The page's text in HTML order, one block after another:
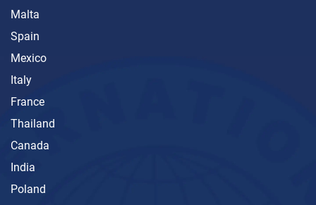
Malta
Spain
Mexico
Italy
France
Thailand
Canada
India
Poland